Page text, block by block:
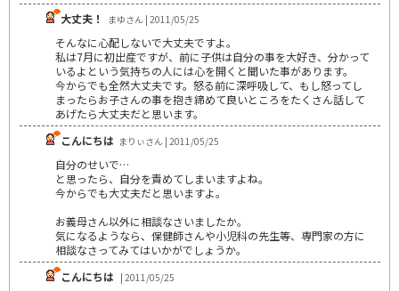
大丈夫！
まゆさん | 2011/05/25
そんなに心配しないで大丈夫ですよ。
私は7月に初出産ですが、前に子供は自分の事を大好き、分かって
いるよという気持ちの人には心を開くと聞いた事があります。
今からでも全然大丈夫です。怒る前に深呼吸して、もし怒ってし
まったらお子さんの事を抱き締めて良いところをたくさん話して
あげたら大丈夫だと思います。
こんにちは まりぃさん | 2011/05/25
自分のせいで…
と思ったら、自分を責めてしまいますよね。
今からでも大丈夫だと思いますよ。
お義母さん以外に相談なさいましたか。
気になるようなら、保健師さんや小児科の先生等、専門家の方に
相談なさってみてはいかがでしょうか。
こんにちは | 2011/05/25